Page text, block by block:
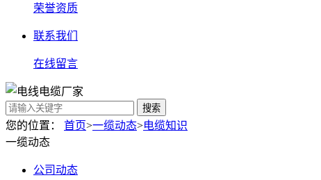
荣誉资质
联系我们
在线留言
搜索
您的位置： 首页>一缆动态>电缆知识
一缆动态
公司动态